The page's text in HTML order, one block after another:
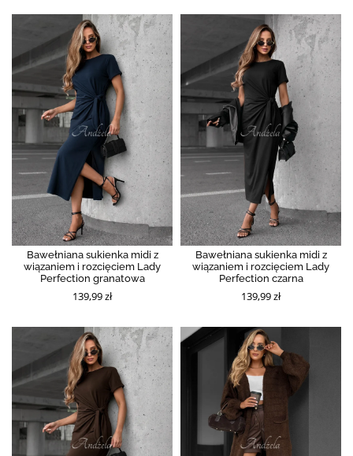
Bawełniana sukienka midi z
wiązaniem i rozcięciem Lady
Perfection granatowa
139,99 zł
Bawełniana sukienka midi z
wiązaniem i rozcięciem Lady
Perfection czarna
139,99 zł